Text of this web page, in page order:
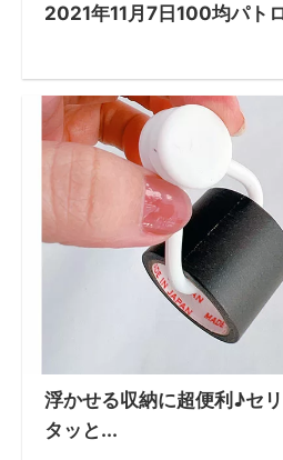
2021年11月7日100均パト
浮かせる収納に超便利♪セ
タッと...